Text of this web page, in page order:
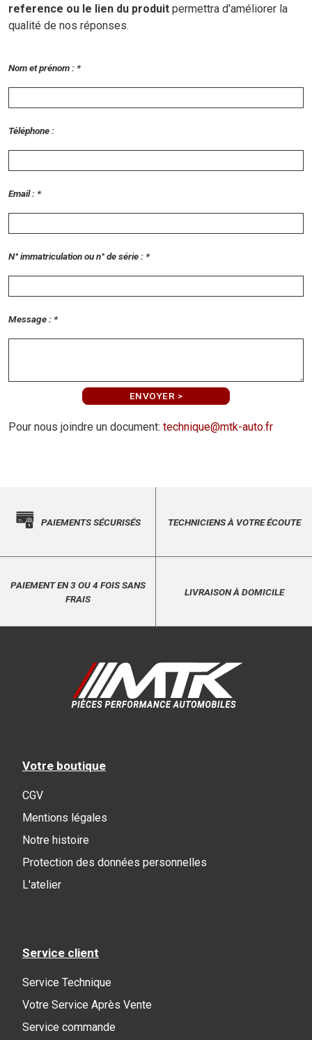
reference ou le lien du produit permettra d'améliorer la
qualité de nos réponses.
Nom et prénom : *
Téléphone :
Email : *
N° immatriculation ou n° de série : *
Message : *
ENVOYER >
Pour nous joindre un document: technique@mtk-auto.fr
PAIEMENTS SÉCURISÉS TECHNICIENS À VOTRE ÉCOUTE
PAIEMENT EN 3 OU 4 FOIS SANS
FRAIS
LIVRAISON À DOMICILE
Votre boutique
CGV
Mentions légales
Notre histoire
Protection des données personnelles
L'atelier
Service client
Service Technique
Votre Service Après Vente
Service commande